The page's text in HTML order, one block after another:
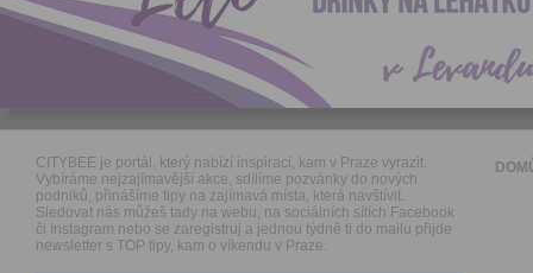
CITYBEE je portál, který nabízí inspiraci, kam v Praze vyrazit.
Vybíráme nejzajímavější akce, sdílíme pozvánky do nových
podniků, přinášíme tipy na zajímavá místa, která navštívit.
Sledovat nás můžeš tady na webu, na sociálních sítích Facebook
či Instagram nebo se zaregistruj a jednou týdně ti do mailu přijde
newsletter s TOP tipy, kam o víkendu v Praze.